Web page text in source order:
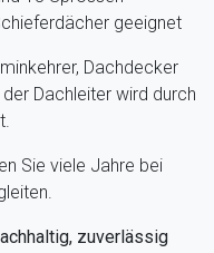
geeignet
Dachdecker
Dachleiter wird durch
Sie viele Jahre bei
zuverlässig